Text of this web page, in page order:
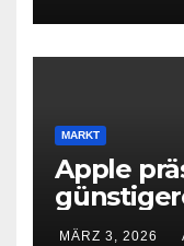
MARKT
Apple
neues
MÄRZ 3, 2026